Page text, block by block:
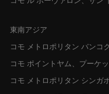
東南アジア
コモ メトロポリタン バンコ
コモ ポイントヤム、プーケ
コモ メトロポリタン シンガ